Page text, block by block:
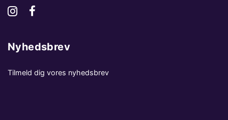
Nyhedsbrev
Tilmeld dig vores nyhedsbrev